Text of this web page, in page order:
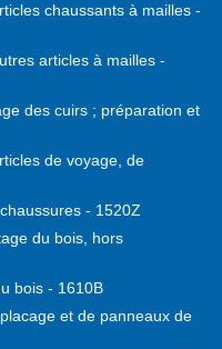
chaussants à mailles -
articles à mailles -
des cuirs ; préparation et
de voyage, de
- 1520Z
du bois, hors
bois - 1610B
et de panneaux de